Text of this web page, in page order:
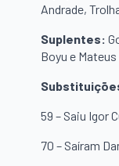
Andrade,
Suplentes:
Boyu e Mateus
59 – Saiu Igor
70 – Saíram